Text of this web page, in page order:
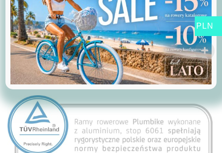
Dlaczego uważamy, że nasze rowery
są lepsze od produktów
konkurencyjnych marek?
Bo dajemy Ci znacznie więcej, niż
produkty konkurencyjne.
PLN